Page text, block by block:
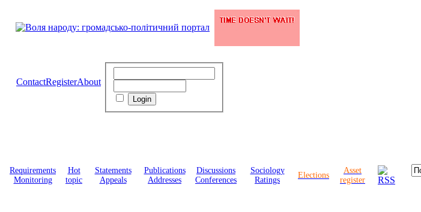
ContactRegisterAbout
Requirements
Monitoring
Hot
topic
Statements
Appeals
Publications
Addresses
Discussions
Conferences
Sociology
Ratings
Elections
Asset
register